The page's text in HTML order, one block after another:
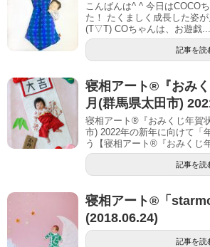
こんばんは^ ^ 今日はCOCO
た！ たくましく成長した姿
(T▽T) COちゃんは、お遊戯...
記事を読
寝相アート®︎『おみ
月(群馬県太田市)
寝相アート®︎『おみくじ年賀
市) 2022年の新年に向けて「
う【寝相アート®︎『おみくじ
記事を読
寝相アート®︎「
(2018.06.24)
記事を読